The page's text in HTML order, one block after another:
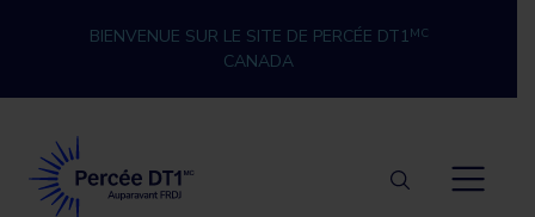
BIENVENUE SUR LE SITE DE PERCÉE DT1MC
CANADA